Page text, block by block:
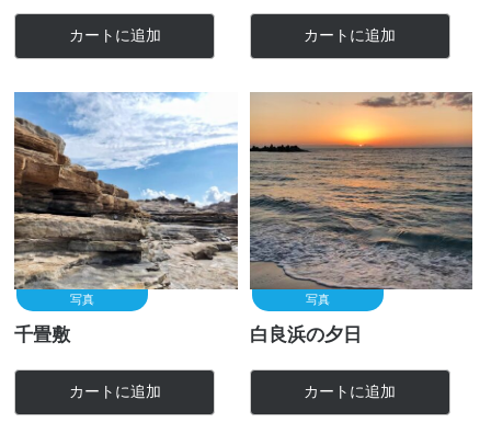
カートに追加 カートに追加
写真
千畳敷
カートに追加
写真
白良浜の夕日
カートに追加